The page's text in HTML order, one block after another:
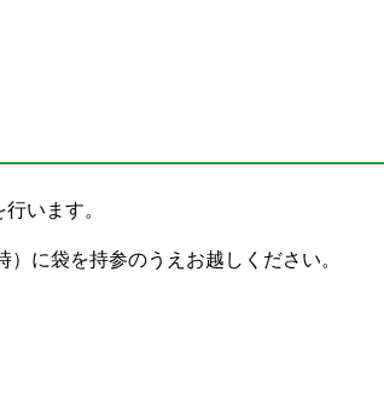
います。
に袋を持参のうえお越しください。